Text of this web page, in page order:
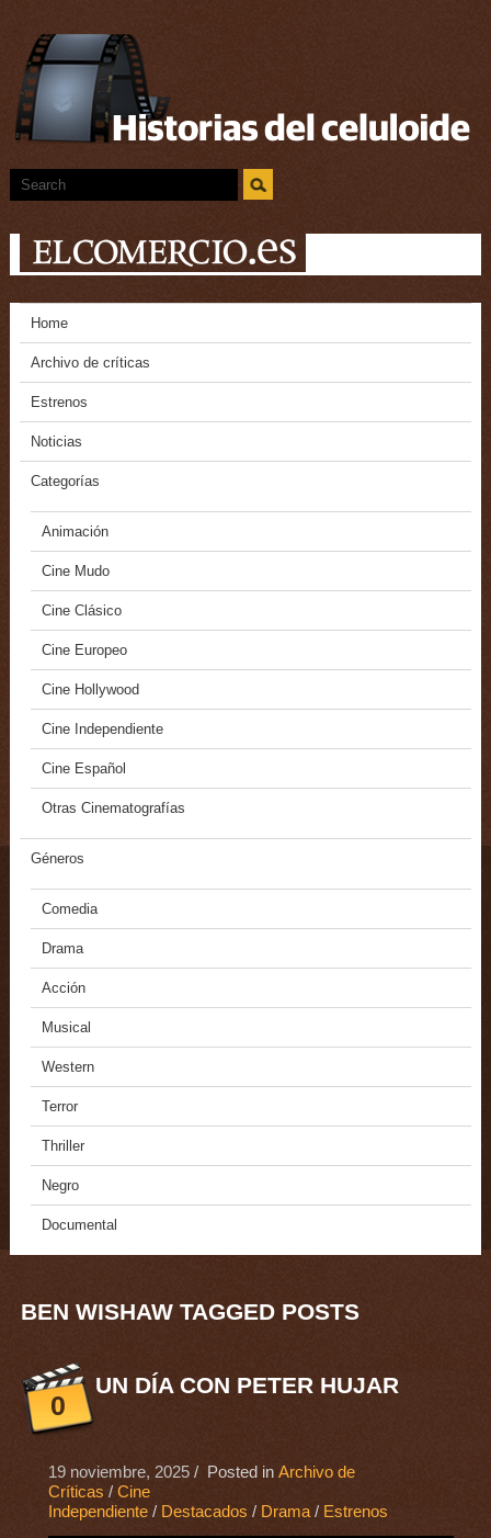
Home
Archivo de críticas
Estrenos
Noticias
Categorías
Animación
Cine Mudo
Cine Clásico
Cine Europeo
Cine Hollywood
Cine Independiente
Cine Español
Otras Cinematografías
Géneros
Comedia
Drama
Acción
Musical
Western
Terror
Thriller
Negro
Documental
BEN WISHAW TAGGED POSTS
0
UN DÍA CON PETER HUJAR
19 noviembre, 2025/ Posted in Archivo de
Críticas / Cine
Independiente/ Destacados / Drama/ Estrenos